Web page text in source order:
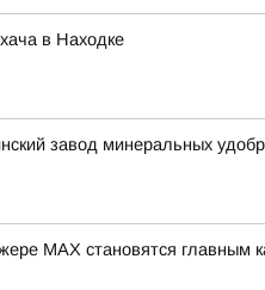
в Находке
завод минеральных
МАХ становятся главным